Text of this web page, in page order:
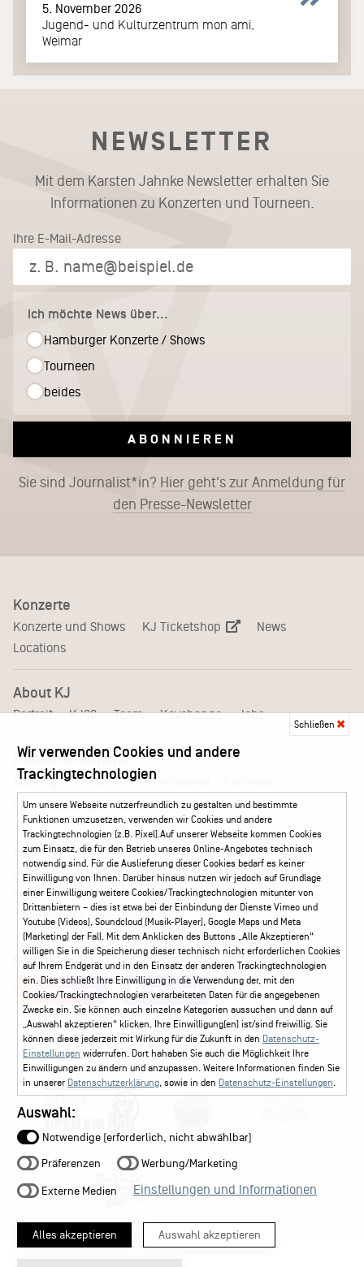
5. November 2026
Jugend- und Kulturzentrum mon ami,
Weimar
NEWSLETTER
Mit dem Karsten Jahnke Newsletter erhalten Sie
Informationen zu Konzerten und Tourneen.
Ihre E-Mail-Adresse
Ich möchte News über...
Hamburger Konzerte / Shows
Tourneen
beides
ABONNIEREN
Sie sind Journalist*in? Hier geht's zur Anmeldung für
den Presse-Newsletter
Konzerte
Konzerte und Shows KJ Ticketshop
News
Locations
About KJ
Portrait KJ60 Team Keychange Jobs
Medien & Branche
Booking Presse
Pressematerial – Festivals
Akkreditierungsformular – Festivals
Service
Kontakt Leichte Sprache
FAQ / Hilfe
Ticketshop Hamburg
Gutscheine
Callback-Service
Ticketservice
040 - 413 22 60
Social Media
Instagram Facebook
Schließen
Wir verwenden Cookies und andere
Trackingtechnologien
Um unsere Webseite nutzerfreundlich zu gestalten und bestimmte
Funktionen umzusetzen, verwenden wir Cookies und andere
Trackingtechnologien (z.B. Pixel).Auf unserer Webseite kommen Cookies
zum Einsatz, die für den Betrieb unseres Online-Angebotes technisch
notwendig sind. Für die Auslieferung dieser Cookies bedarf es keiner
Einwilligung von Ihnen. Darüber hinaus nutzen wir jedoch auf Grundlage
einer Einwilligung weitere Cookies/Trackingtechnologien mitunter von
Drittanbietern – dies ist etwa bei der Einbindung der Dienste Vimeo und
Youtube (Videos), Soundcloud (Musik-Player), Google Maps und Meta
(Marketing) der Fall. Mit dem Anklicken des Buttons „Alle Akzeptieren“
willigen Sie in die Speicherung dieser technisch nicht erforderlichen Cookies
auf Ihrem Endgerät und in den Einsatz der anderen Trackingtechnologien
ein. Dies schließt Ihre Einwilligung in die Verwendung der, mit den
Cookies/Trackingtechnologien verarbeiteten Daten für die angegebenen
Zwecke ein. Sie können auch einzelne Kategorien aussuchen und dann auf
„Auswahl akzeptieren“ klicken. Ihre Einwilligung(en) ist/sind freiwillig. Sie
können diese jederzeit mit Wirkung für die Zukunft in den Datenschutz-
Einstellungen widerrufen. Dort hahaben Sie auch die Möglichkeit Ihre
Einwilligungen zu ändern und anzupassen. Weitere Informationen finden Sie
in unserer Datenschutzerklärung, sowie in den Datenschutz-Einstellungen.
Auswahl:
Notwendige (erforderlich, nicht abwählbar)
Präferenzen Werbung/Marketing
Externe Medien Einstellungen und Informationen
Alles akzeptieren Auswahl akzeptieren